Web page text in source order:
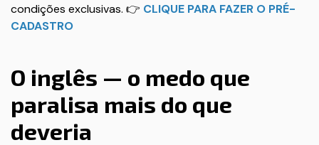
condições exclusivas. 👉 CLIQUE PARA FAZER O PRÉ-
CADASTRO
O inglês — o medo que
paralisa mais do que
deveria